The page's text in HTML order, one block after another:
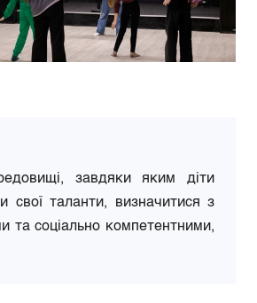
завдяки яким діти
свої таланти, визначитися з
та соціально компетентними,